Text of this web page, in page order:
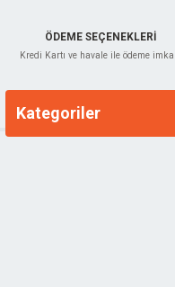
ÖDEME SEÇENEKLERİ
Kredi Kartı ve havale ile ödeme
Kategoriler
Markalar